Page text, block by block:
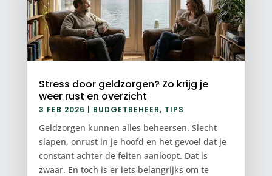
Stress door geldzorgen? Zo krijg je
weer rust en overzicht
3 FEB 2026 BUDGETBEHEER, TIPS
Geldzorgen kunnen alles beheersen. Slecht
slapen, onrust in je hoofd en het gevoel dat je
constant achter de feiten aanloopt. Dat is
zwaar. En toch is er iets belangrijks om te